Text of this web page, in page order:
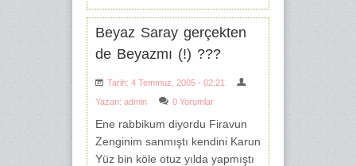
Beyaz Saray gerçekten
de Beyazmı (!) ???
Tarih: 4 Temmuz, 2005 - 02:21
Yazan: admin 0 Yorumlar
Ene rabbikum diyordu Firavun
Zenginim sanmıştı kendini Karun
Yüz bin köle otuz yılda yapmıştı